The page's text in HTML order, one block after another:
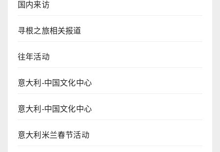
国内来访
寻根之旅相关报道
往年活动
意大利-中国文化中心
意大利-中国文化中心
意大利米兰春节活动